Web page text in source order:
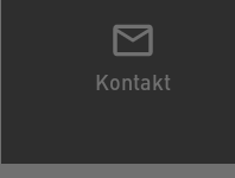
Kontakt